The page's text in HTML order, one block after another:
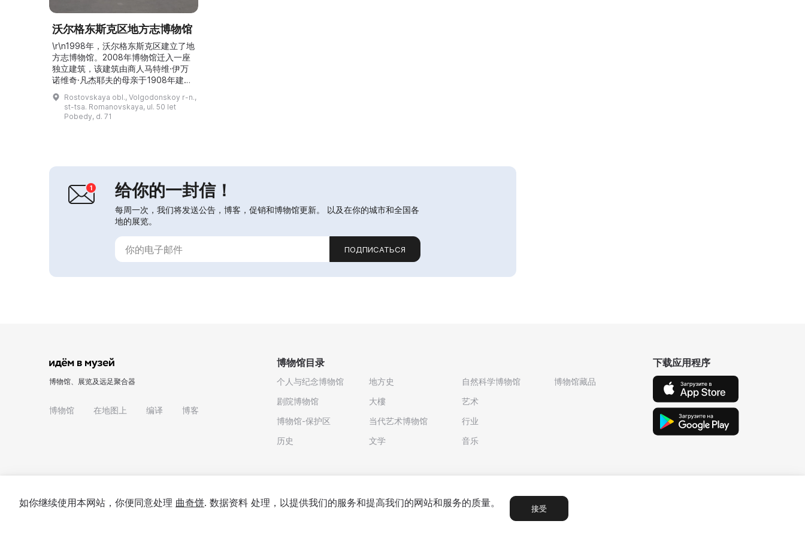
沃尔格东斯克区地方志博物馆
\r\n1998年，沃尔格东斯克区建立了地
方志博物馆。2008年博物馆迁入一座
独立建筑，该建筑由商人马特维·伊万
诺维奇·凡杰耶夫的母亲于1908年建
造。博物馆的主要任务是收集、保存和
复原居住在该地区民族的古物、生活用
品和文化。博物馆展出「沃尔格东斯克
船、渔网、泥炉...
Rostovskaya obl., Volgodonskoy r-n.,
st-tsa. Romanovskaya, ul. 50 let
Pobedy, d. 71
给你的一封信！
每周一次，我们将发送公告，博客，促销和博物馆更新。 以及在你的城市和全国各
地的展览。
ПОДПИСАТЬСЯ
博物馆、展览及远足聚合器
博物馆 在地图上 编译 博客
博物馆目录
个人与纪念博物馆
剧院博物馆
博物馆-保护区
历史
地方史
大樓
当代艺术博物馆
文学
自然科学博物馆
艺术
行业
音乐
博物馆藏品
下载应用程序
如你继续使用本网站，你便同意处理 曲奇饼. 数据资料 处理，以提供我们的服务和提高我们的网站和服务的质量。 接受